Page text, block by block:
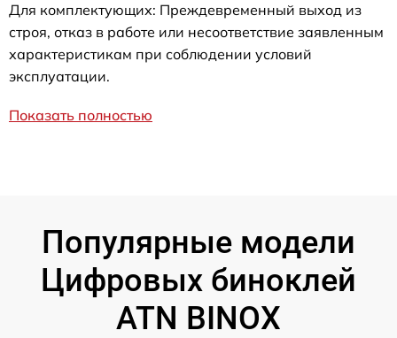
Для комплектующих: Преждевременный выход из
строя, отказ в работе или несоответствие заявленным
характеристикам при соблюдении условий
эксплуатации.
Показать полностью
Популярные модели
Цифровых биноклей
ATN BINOX